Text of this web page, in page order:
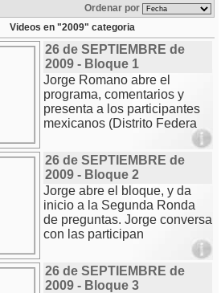
Ordenar por
Videos en "2009" categoria
26 de SEPTIEMBRE de
2009 - Bloque 1
Jorge Romano abre el
programa, comentarios y
presenta a los participantes
mexicanos (Distrito Federa
26 de SEPTIEMBRE de
2009 - Bloque 2
Jorge abre el bloque, y da
inicio a la Segunda Ronda
de preguntas. Jorge conversa
con las participan
26 de SEPTIEMBRE de
2009 - Bloque 3